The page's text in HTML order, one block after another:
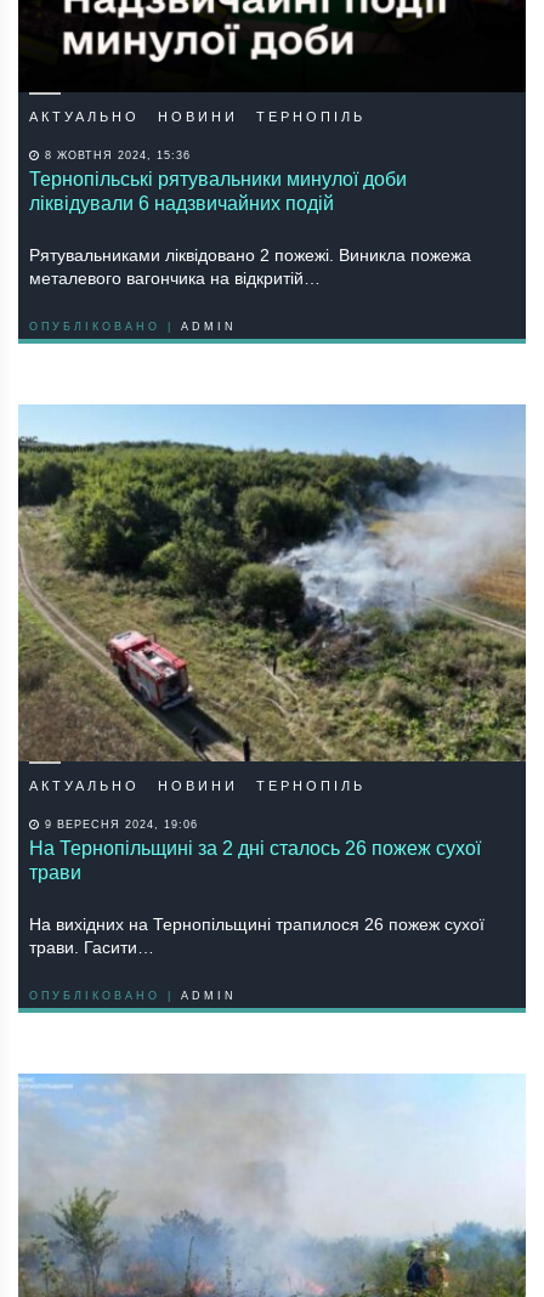
АКТУАЛЬНО НОВИНИ ТЕРНОПІЛЬ
8 ЖОВТНЯ 2024, 15:36
Тернопільські рятувальники минулої доби
ліквідували 6 надзвичайних подій
Рятувальниками ліквідовано 2 пожежі. Виникла пожежа
металевого вагончика на відкритій…
ОПУБЛІКОВАНО | ADMIN
АКТУАЛЬНО НОВИНИ ТЕРНОПІЛЬ
9 ВЕРЕСНЯ 2024, 19:06
На Тернопільщині за 2 дні сталось 26 пожеж сухої
трави
На вихідних на Тернопільщині трапилося 26 пожеж сухої
трави. Гасити…
ОПУБЛІКОВАНО | ADMIN